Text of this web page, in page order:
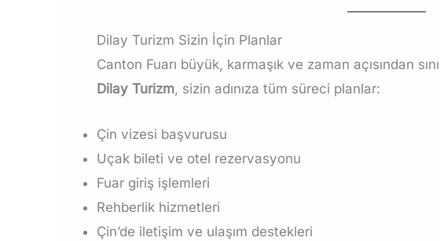
Dilay Turizm Sizin İçin Planlar
Canton Fuarı büyük, karmaşık ve zaman açısından
Dilay Turizm, sizin adınıza tüm süreci planlar:
Çin vizesi başvurusu
Uçak bileti ve otel rezervasyonu
Fuar giriş işlemleri
Rehberlik hizmetleri
Çin’de iletişim ve ulaşım destekleri